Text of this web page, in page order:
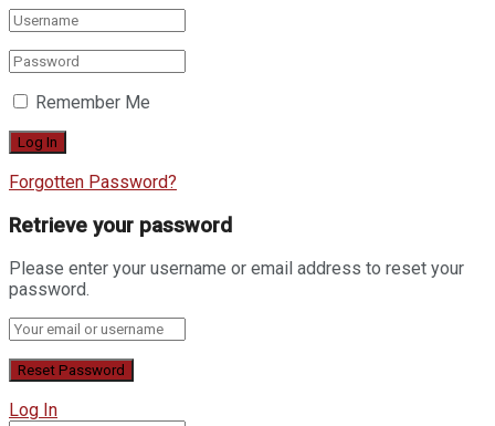
Remember Me
Forgotten Password?
Retrieve your password
Please enter your username or email address to reset your
password.
Log In